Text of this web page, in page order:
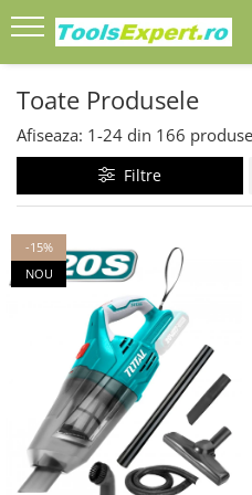
Produse
Toate Produsele
Afiseaza: 1-24 din 166 produse
Filtre
-15%
NOU